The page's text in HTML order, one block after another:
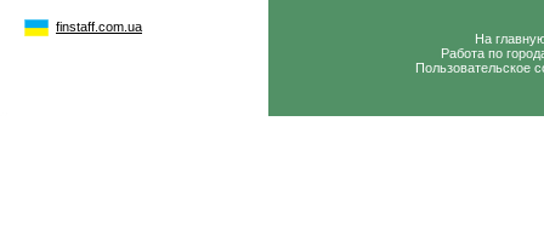
finstaff.com.ua
На
Работа по
Пользовательское